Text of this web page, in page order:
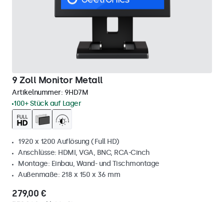
9 Zoll Monitor Metall
Artikelnummer: 9HD7M
100+ Stück auf Lager
1920 x 1200 Auflösung (Full HD)
Anschlüsse: HDMI, VGA, BNC, RCA-Cinch
Montage: Einbau, Wand- und Tischmontage
Außenmaße: 218 x 150 x 36 mm
279,00 €